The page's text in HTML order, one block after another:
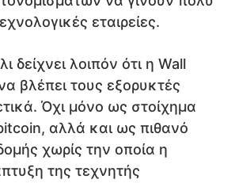
εταιρείες.
δείχνει λοιπόν ότι η Wall
βλέπει τους εξορυκτές
Όχι μόνο ως στοίχημα
αλλά και ως πιθανό
χωρίς την οποία η
της τεχνητής